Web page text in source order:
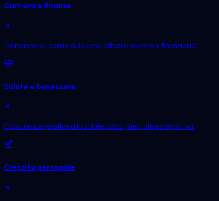
Carriera e finanze
Domande su carriera, lavoro, affari e questioni finanziarie.
Salute e benessere
Consulenze relative alla salute fisica, mentale ed emotiva.
Crescita personale